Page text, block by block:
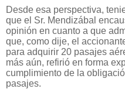
Desde esa perspectiva,
que el Sr. Mendizábal
opinión en cuanto a que
que, como dije, el
para adquirir 20 pasajes
más aún, refirió en forma
cumplimiento de la
pasajes.